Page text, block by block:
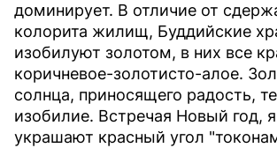
доминирует. В отличие от
колорита жилищ, Буддийские
изобилуют золотом, в них все
коричневое-золотисто-алое.
солнца, приносящего радость,
изобилие. Встречая Новый год,
украшают красный угол